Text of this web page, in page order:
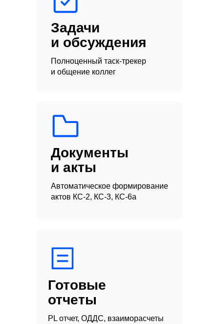
Задачи
и обсуждения
Полноценный таск-трекер
и общение коллег
Документы
и акты
Автоматическое формирование
актов КС-2, КС-3, КС-6а
Готовые
отчеты
PL отчет, ОДДС, взаиморасчеты